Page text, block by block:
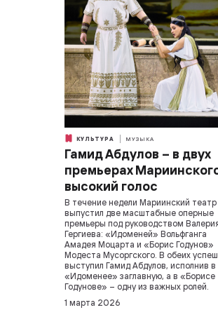
КУЛЬТУРА МУЗЫКА
Гамид Абдулов – в двух
премьерах
высокий голос
В течение недели Мариинский театр
выпустил две масштабные оперные
премьеры под руководством
Гергиева: «Идоменей» Вольфганга
Амадея Моцарта и «Борис Годунов»
Модеста Мусоргского. В обеих
выступил Гамид Абдулов, исполнив в
«Идоменее» заглавную, а в «Борисе
Годунове» – одну из важных ролей.
1 марта 2026